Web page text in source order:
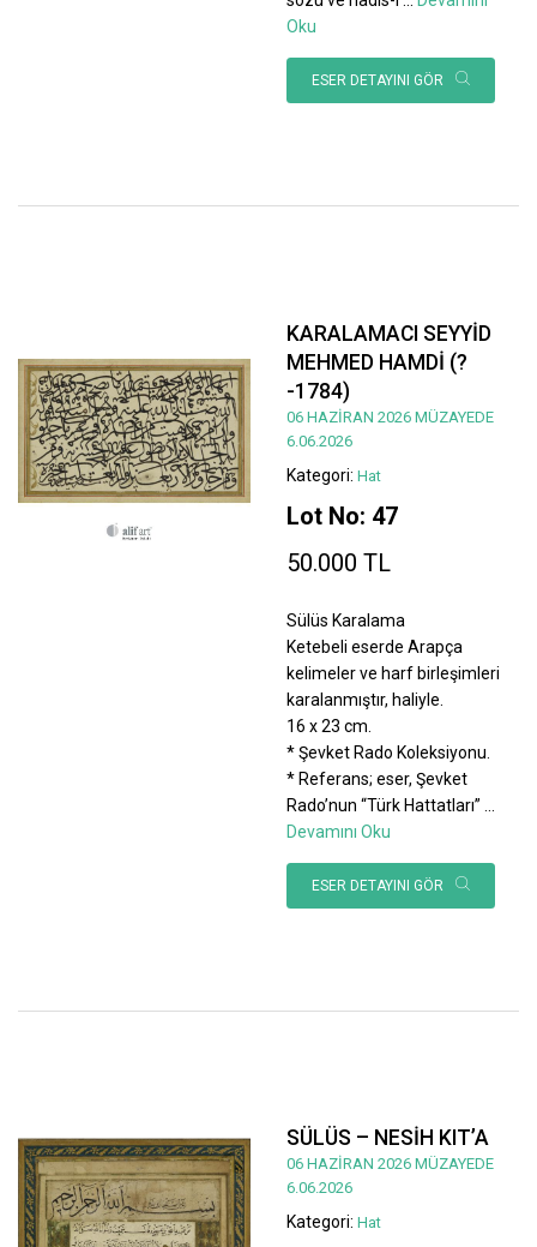
Oku
ESER DETAYINI GÖR
KARALAMACI SEYYİD
MEHMED HAMDİ (?
-1784)
06 HAZİRAN 2026 MÜZAYEDE
6.06.2026
Kategori: Hat
Lot No: 47
50.000 TL
Sülüs Karalama
Ketebeli eserde Arapça
kelimeler ve harf birleşimleri
karalanmıştır, haliyle.
16 x 23 cm.
* Şevket Rado Koleksiyonu.
* Referans; eser, Şevket
Rado’nun “Türk Hattatları”
Devamını Oku
ESER DETAYINI GÖR
SÜLÜS – NESİH KIT’A
06 HAZİRAN 2026 MÜZAYEDE
6.06.2026
Kategori: Hat